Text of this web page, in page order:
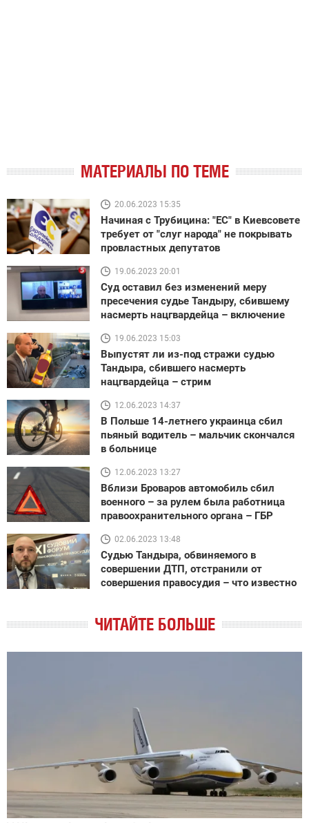
МАТЕРИАЛЫ ПО ТЕМЕ
20.06.2023 15:35
Начиная с Трубицина: "ЕС" в Киевсовете
требует от "слуг народа" не покрывать
провластных депутатов
19.06.2023 20:01
Суд оставил без изменений меру
пресечения судье Тандыру, сбившему
насмерть нацгвардейца – включение
19.06.2023 15:03
Выпустят ли из-под стражи судью
Тандыра, сбившего насмерть
нацгвардейца – стрим
12.06.2023 14:37
В Польше 14-летнего украинца сбил
пьяный водитель – мальчик скончался
в больнице
12.06.2023 13:27
Вблизи Броваров автомобиль сбил
военного – за рулем была работница
правоохранительного органа – ГБР
02.06.2023 13:48
Судью Тандыра, обвиняемого в
совершении ДТП, отстранили от
совершения правосудия – что известно
ЧИТАЙТЕ БОЛЬШЕ